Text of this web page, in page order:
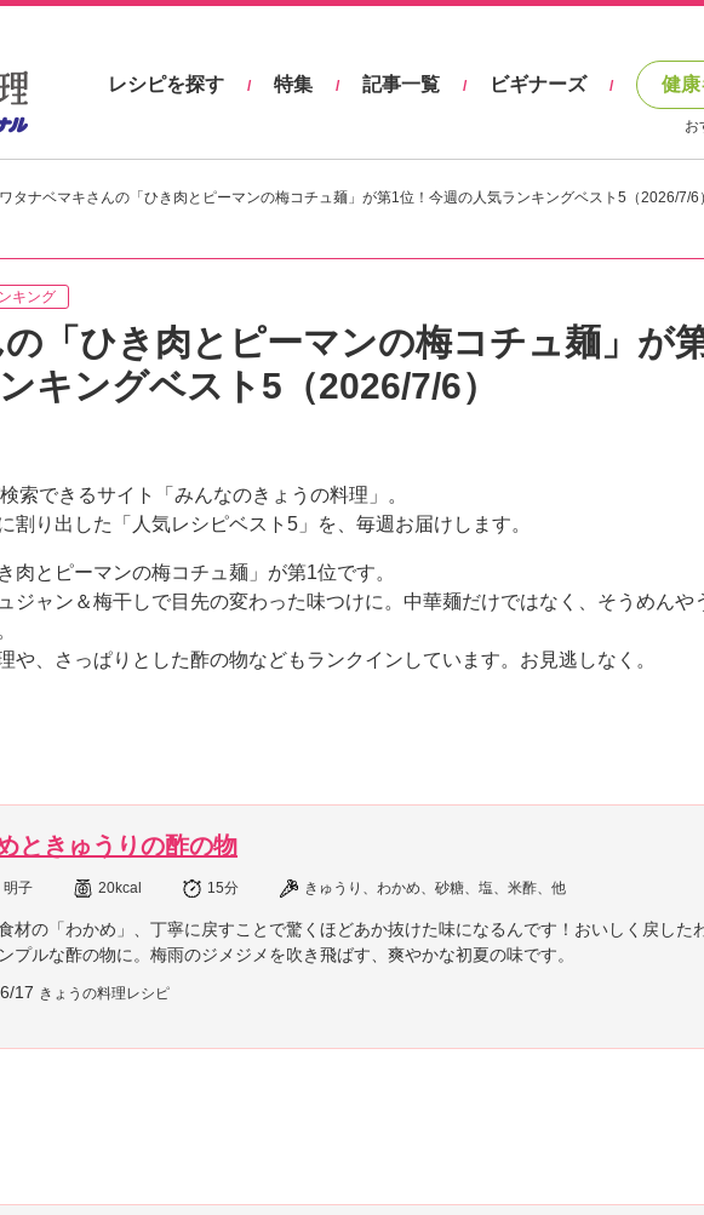
し
ピ
を
見
つ
N
H
エ
デ
ケ
「
み
ん
き
ょ
う
レシピを探す / 特集 / 記事一覧 / ビギナーズ / 健
お
ワタナベマキさんの「ひき肉とピーマンの梅コチュ麺」が第1位！今週の人気ランキングベスト5（2026/7/6
キング
「ひき肉とピーマンの梅コチュ麺」が
キングベスト5（2026/7/6）
索できるサイト「みんなのきょうの料理」。
割り出した「人気レシピベスト5」を、毎週お届けします。
肉とピーマンの梅コチュ麺」が第1位です。
ジャン＆梅干しで目先の変わった味つけに。中華麺だけではなく、そうめんや
や、さっぱりとした酢の物などもランクインしています。お見逃しなく。
ときゅうりの酢の物
明子 20kcal 15分 きゅうり、わかめ、砂糖、塩、米酢、他
材の「わかめ」、丁寧に戻すことで驚くほどあか抜けた味になるんです！おいしく戻した
プルな酢の物に。梅雨のジメジメを吹き飛ばす、爽やかな初夏の味です。
17 きょうの料理レシピ